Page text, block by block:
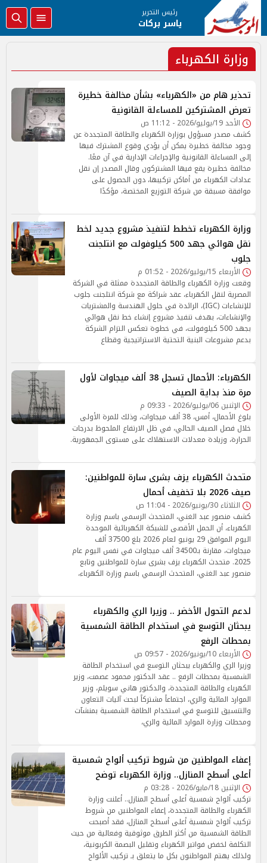
رئيس التحرير
ياسر بركات
وزارة الكهرباء
تحذير هام من «الكهرباء» بشأن مخالفة خطيرة
تعرض المشتركين للمساءلة القانونية
الأحد 19/يوليو/2026 - 11:12 ص
كشف مصدر مسؤول بوزارة الكهرباء والطاقة المتجددة عن
وجود مخالفة خطيرة يمكن أن يؤدي وقوع المشترك فيها
إلى المساءلة القانونية والإجراءات الإدارية في آن معًا.
مخالفة خطيرة يقع فيها المشتركون وقال المصدر إن نقل
عدادات الكهرباء من أماكن تركيبها، دون الحصول على
موافقة مسبقة من شركة التوزيع المختصة، مؤكدًا
وزارة الكهرباء تخطط لتنفيذ مشروع جديد لخط
نقل هوائي جهد 500 كيلوفولت مع انتلجنت
جلوب
الأربعاء 15/يوليو/2026 - 01:52 م
وقعت وزارة الكهرباء والطاقة المتجددة ممثلة في الشركة
المصرية لنقل الكهرباء، عقد شراكة مع شركة انتلجنت جلوب
للإنشاءات (IGC)، الرائدة في حلول الهندسة والمشتريات
والإنشاءات، بهدف تنفيذ مشروع إنشاء خط نقل هوائي
بجهد 500 كيلوفولت، في خطوة تعكس التزام الشركة
بدعم مشروعات البنية التحتية الاستراتيجية وقطاع
الكهرباء: الأحمال تسجل 38 ألف ميجاوات لأول
مرة منذ بداية الصيف
الإثنين 06/يوليو/2026 - 09:33 م
بلوغ الأحمال، أمس، 38 ألف ميجاوات، وذلك للمرة الأولى
خلال فصل الصيف الحالي، في ظل الارتفاع الملحوظ بدرجات
الحرارة، وزيادة معدلات الاستهلاك على مستوى الجمهورية.
متحدث الكهرباء يزف بشرى سارة للمواطنين:
صيف 2026 بلا تخفيف أحمال
الثلاثاء 30/يونيو/2026 - 11:04 ص
كشف منصور عبد الغني، المتحدث الرسمي باسم وزارة
الكهرباء، أن الحمل الأقصى للشبكة الكهربائية الموحدة
اليوم الموافق 29 يونيو لعام 2026 بلغ 37500 ألف
ميجاوات، مقارنة بـ34500 ألف ميجاوات في نفس اليوم عام
2025. متحدث الكهرباء يزف بشرى سارة للمواطنين وتابع
منصور عبد الغني، المتحدث الرسمي باسم وزارة الكهرباء،
لدعم التحول الأخضر .. وزيرا الري والكهرباء
يبحثان التوسع في استخدام الطاقة الشمسية
بمحطات الرفع
الأربعاء 10/يونيو/2026 - 09:57 ص
وزيرا الري والكهرباء يبحثان التوسع في استخدام الطاقة
الشمسية بمحطات الرفع .. عقد الدكتور محمود عصمت، وزير
الكهرباء والطاقة المتجددة، والدكتور هاني سويلم، وزير
الموارد المائية والري، اجتماعاً مشتركاً لبحث آليات التعاون
والتنسيق للتوسع في استخدام الطاقة الشمسية بمنشآت
ومحطات وزارة الموارد المائية والري،
إعفاء المواطنين من شروط تركيب ألواح شمسية
أعلى أسطح المنازل.. وزارة الكهرباء توضح
الإثنين 18/مايو/2026 - 03:28 م
تركيب ألواح شمسية أعلى أسطح المنازل.. أعلنت وزارة
الكهرباء والطاقة المتجددة، إعفاء المواطنين من شروط
تركيب ألواح شمسية أعلى أسطح المنازل، فقد أصبحت
الطاقة الشمسية من أكثر الطرق موثوقية وفعالية من حيث
التكلفة لخفض فواتير الكهرباء وتقليل البصمة الكربونية،
ولذلك يهتم المواطنون بكل ما يتعلق بـ تركيب الألواح